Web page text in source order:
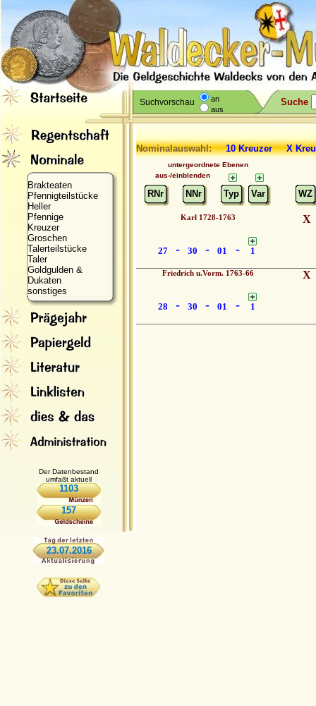
Suchvorschau
an
aus
Suche
Brakteaten
Pfennigteilstücke
Heller
Pfennige
Kreuzer
Groschen
Talerteilstücke
Taler
Goldgulden &
Dukaten
sonstiges
Der Datenbestand
umfaßt aktuell
1103
157
23.07.2016
Nominalauswahl:10 Kreuzer X
untergeordnete Ebenen
aus-/einblenden
RNr NNr Typ Var WZ
Karl 1728-1763
27 - 30 - 01 - 1
X
Friedrich u.Vorm. 1763-66
28 - 30 - 01 - 1
X